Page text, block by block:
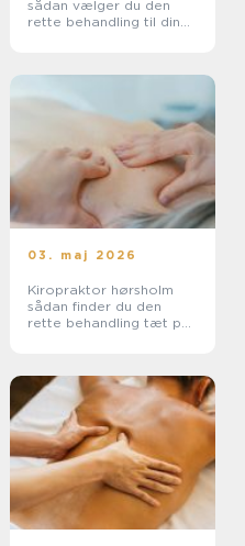
sådan vælger du den
rette behandling til dine
03. maj 2026
Kiropraktor hørsholm
sådan finder du den
rette behandling tæt på